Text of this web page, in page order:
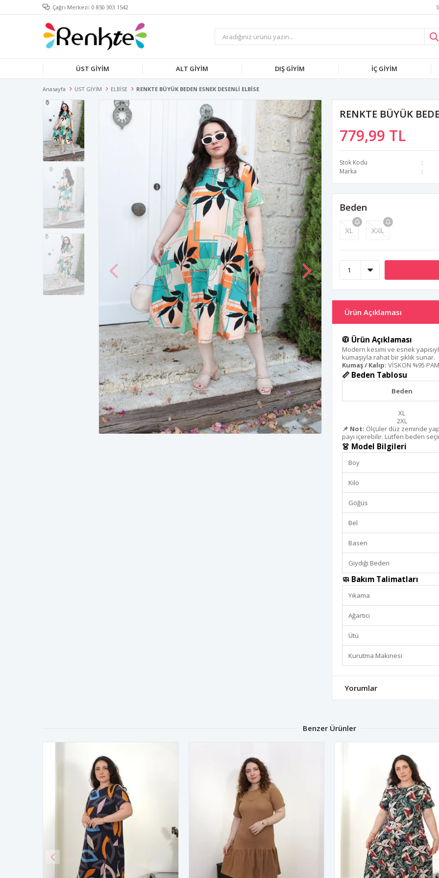
Çağrı Merkezi: 0 850 303 1542
ÜST GİYİM ALT GİYİM DIŞ GİYİM İÇ GİYİM
Anasayfa ÜST GİYİM ELBİSE RENKTE BÜYÜK BEDEN ESNEK DESENLİ ELBİSE
RENKTE BÜYÜK
779,99 TL
Stok Kodu
Marka
Beden
XL XXL
Ürün Açıklaması
🧥 Ürün Açıklaması
Modern kesimi ve esnek
kumaşıyla rahat bir şıklık sunar.
Kumaş / Kalıp: VİSKON %95
📏 Beden Tablosu
Beden
XL
2XL
📌 Not: Ölçüler düz zeminde
payı içerebilir. Lütfen beden
👗 Model Bilgileri
Boy
Kilo
Göğüs
Bel
Basen
Giydiği Beden
🧼 Bakım Talimatları
Yıkama
Ağartıcı
Ütü
Kurutma Makinesi
Yorumlar
Benzer Ürünler